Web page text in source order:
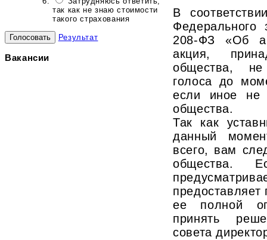
так как не знаю стоимости
такого страхования
Результат
Вакансии
В
208-ФЗ «Об
акция,
общества, не
голоса до
если иное не
общества.
Так как
данный
всего, вам
общества.
ее полной
принять
совета